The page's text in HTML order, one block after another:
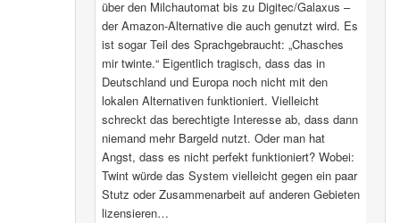
über den Milchautomat bis zu Digitec/Galaxus –
der Amazon-Alternative die auch genutzt wird. Es
ist sogar Teil des Sprachgebraucht: „Chasches
mir twinte.“ Eigentlich tragisch, dass das in
Deutschland und Europa noch nicht mit den
lokalen Alternativen funktioniert. Vielleicht
schreckt das berechtigte Interesse ab, dass dann
niemand mehr Bargeld nutzt. Oder man hat
Angst, dass es nicht perfekt funktioniert? Wobei:
Twint würde das System vielleicht gegen ein paar
Stutz oder Zusammenarbeit auf anderen Gebieten
lizensieren…